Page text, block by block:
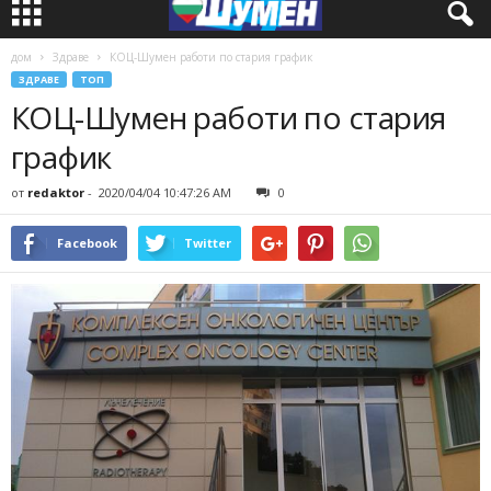
дом Здраве КОЦ-Шумен работи по стария график
ЗДРАВЕ ТОП
КОЦ-Шумен работи по стария
график
от redaktor - 2020/04/04 10:47:26 AM 0
Facebook Twitter